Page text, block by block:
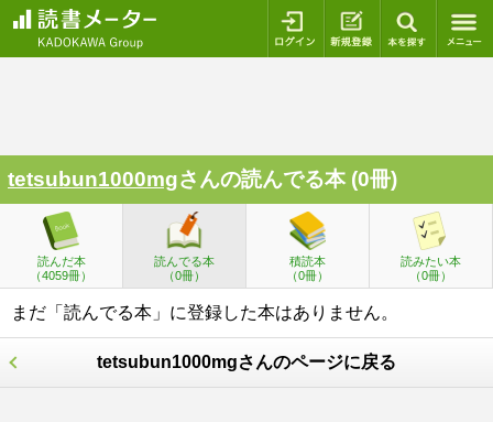
ログイン 新規登録
tetsubun1000mgさんの読んでる本 (0冊)
読んだ本
（4059冊）
読んでる本
（0冊）
積読本
（0冊）
読みたい本
（0冊）
まだ「読んでる本」に登録した本はありません。
tetsubun1000mgさんのページに戻る